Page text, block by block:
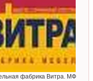
фабрика Витра. МФ